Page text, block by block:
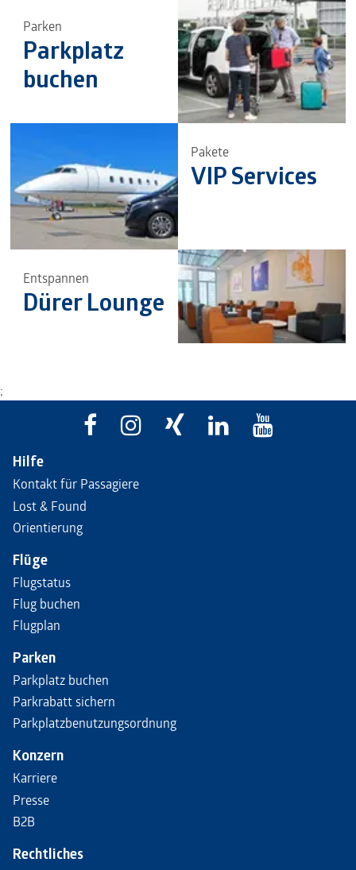
Parken
Parkplatz
buchen
Pakete
VIP Services
Entspannen
Dürer Lounge
;
Hilfe
Kontakt für Passagiere
Lost & Found
Orientierung
Flüge
Flugstatus
Flug buchen
Flugplan
Parken
Parkplatz buchen
Parkrabatt sichern
Parkplatzbenutzungsordnung
Konzern
Karriere
Presse
B2B
Rechtliches